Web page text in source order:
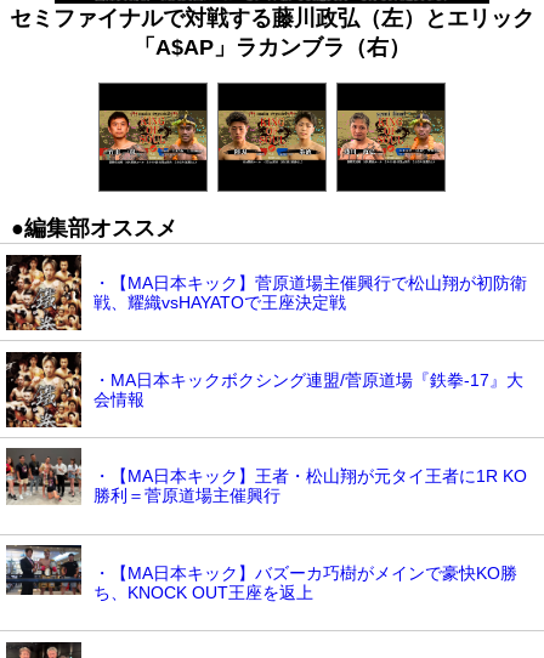
セミファイナルで対戦する藤川政弘（左）とエリック
「A$AP」ラカンブラ（右）
●編集部オススメ
・【MA日本キック】菅原道場主催興行で松山翔が初防衛
戦、耀織vsHAYATOで王座決定戦
・MA日本キックボクシング連盟/菅原道場『鉄拳-17』大
会情報
・【MA日本キック】王者・松山翔が元タイ王者に1R KO
勝利＝菅原道場主催興行
・【MA日本キック】バズーカ巧樹がメインで豪快KO勝
ち、KNOCK OUT王座を返上